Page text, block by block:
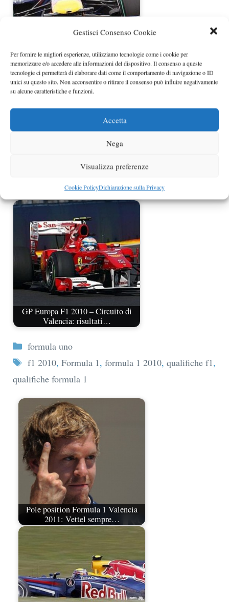
Gestisci Consenso Cookie
Per fornire le migliori esperienze, utilizziamo tecnologie come i cookie per
memorizzare e/o accedere alle informazioni del dispositivo. Il consenso a queste
tecnologie ci permetterà di elaborare dati come il comportamento di navigazione o ID
unici su questo sito. Non acconsentire o ritirare il consenso può influire negativamente
su alcune caratteristiche e funzioni.
Accetta
Nega
Visualizza preferenze
Cookie PolicyDichiarazione sulla Privacy
GP Australia F1 2010 – Circuito di
Melbourne:…
GP Gran Bretagna F1 2010 –
Circuito di Silverstone:…
GP Europa F1 2010 – Circuito di
Valencia: risultati…
Categorie
formula uno
Tag
f1 2010, Formula 1, formula 1 2010, qualifiche f1,
qualifiche formula 1
Pole position Formula 1 Valencia
2011: Vettel sempre…